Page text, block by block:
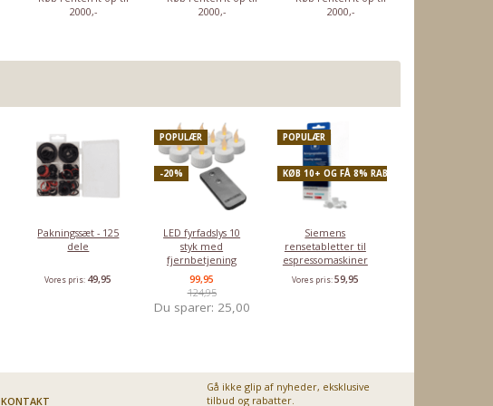
2000,-
2000,-
2000,-
Pakningssæt - 125
dele
Vores pris: 49,95
POPULÆR
-20%
LED fyrfadslys 10
styk med
fjernbetjening
99,95
124,95
Du sparer: 25,00
POPULÆR
KØB 10+ OG FÅ 8% RABAT
Siemens
rensetabletter til
espressomaskiner
Vores pris:59,95
KONTAKT
Gå ikke glip af nyheder, eksklusive
tilbud og rabatter.